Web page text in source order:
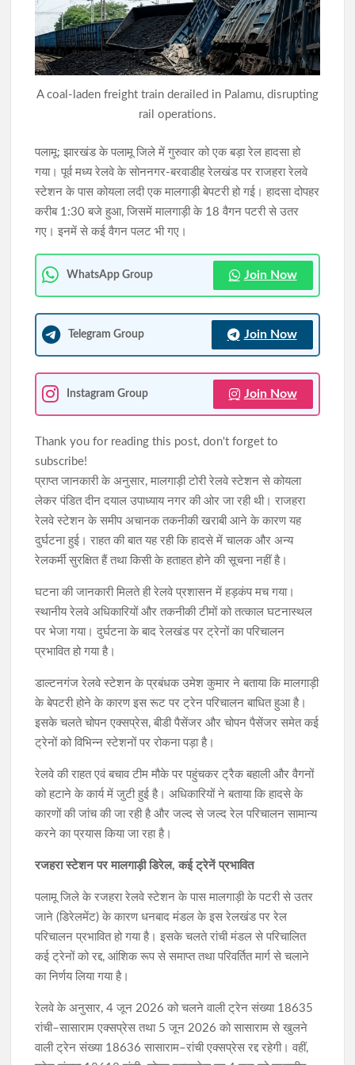
JPSC-JSSC विवाद: हर स्टेकहोल्डर से बात करेगी प्रतिनिधिमंडल, सुझाव के
लिए ई-मेल भी जारी; NSUI और रिफॉर्म मंच से हुई बातचीत
सरकार और छात्र प्रतिनिधिमंडल के बीच दूसरे दौर की वार्ता संपन्न, दोनों
A coal-laden freight train derailed in Palamu, disrupting
rail operations.
पलामू: झारखंड के पलामू जिले में गुरुवार को एक बड़ा रेल हादसा हो
गया। पूर्व मध्य रेलवे के सोननगर-बरवाडीह रेलखंड पर राजहरा रेलवे
स्टेशन के पास कोयला लदी एक मालगाड़ी बेपटरी हो गई। हादसा दोपहर
करीब 1:30 बजे हुआ, जिसमें मालगाड़ी के 18 वैगन पटरी से उतर
गए। इनमें से कई वैगन पलट भी गए।
WhatsApp Group Join Now
Telegram Group Join Now
Instagram Group Join Now
Thank you for reading this post, don't forget to
subscribe!
प्राप्त जानकारी के अनुसार, मालगाड़ी टोरी रेलवे स्टेशन से कोयला
लेकर पंडित दीन दयाल उपाध्याय नगर की ओर जा रही थी। राजहरा
रेलवे स्टेशन के समीप अचानक तकनीकी खराबी आने के कारण यह
दुर्घटना हुई। राहत की बात यह रही कि हादसे में चालक और अन्य
रेलकर्मी सुरक्षित हैं तथा किसी के हताहत होने की सूचना नहीं है।
घटना की जानकारी मिलते ही रेलवे प्रशासन में हड़कंप मच गया।
स्थानीय रेलवे अधिकारियों और तकनीकी टीमों को तत्काल घटनास्थल
पर भेजा गया। दुर्घटना के बाद रेलखंड पर ट्रेनों का परिचालन
प्रभावित हो गया है।
डाल्टनगंज रेलवे स्टेशन के प्रबंधक उमेश कुमार ने बताया कि मालगाड़ी
के बेपटरी होने के कारण इस रूट पर ट्रेन परिचालन बाधित हुआ है।
इसके चलते चोपन एक्सप्रेस, बीडी पैसेंजर और चोपन पैसेंजर समेत कई
ट्रेनों को विभिन्न स्टेशनों पर रोकना पड़ा है।
रेलवे की राहत एवं बचाव टीम मौके पर पहुंचकर ट्रैक बहाली और वैगनों
को हटाने के कार्य में जुटी हुई है। अधिकारियों ने बताया कि हादसे के
कारणों की जांच की जा रही है और जल्द से जल्द रेल परिचालन सामान्य
करने का प्रयास किया जा रहा है।
रजहरा स्टेशन पर मालगाड़ी डिरेल, कई ट्रेनें प्रभावित
पलामू जिले के रजहरा रेलवे स्टेशन के पास मालगाड़ी के पटरी से उतर
जाने (डिरेलमेंट) के कारण धनबाद मंडल के इस रेलखंड पर रेल
परिचालन प्रभावित हो गया है। इसके चलते रांची मंडल से परिचालित
कई ट्रेनों को रद्द, आंशिक रूप से समाप्त तथा परिवर्तित मार्ग से चलाने
का निर्णय लिया गया है।
रेलवे के अनुसार, 4 जून 2026 को चलने वाली ट्रेन संख्या 18635
रांची–सासाराम एक्सप्रेस तथा 5 जून 2026 को सासाराम से खुलने
वाली ट्रेन संख्या 18636 सासाराम–रांची एक्सप्रेस रद्द रहेगी। वहीं,